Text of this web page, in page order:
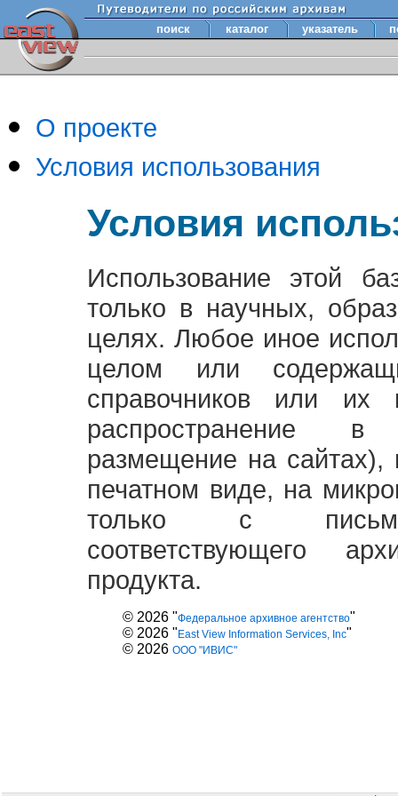
поиск каталог указатель
О проекте
Условия использования
Условия
Использование этой
только в научных,
целях. Любое иное
целом или
справочников или их
распространение
размещение на
печатном виде, на
только с
соответствующего
продукта.
© 2026 "Федеральное архивное агентство"
© 2026 " East View Information Services, Inc"
© 2026 ООО "ИВИС"